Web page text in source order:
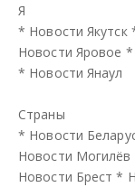
Я
* Новости Якутск
Новости Яровое *
* Новости Янаул
Страны
* Новости
Новости Могилёв
Новости Брест *